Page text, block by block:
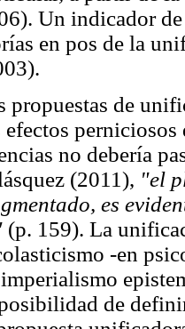
Un indicador
en pos de la
propuestas de
efectos perniciosos
no debería
(2011), "el
es
(p. 159). La
-en
de